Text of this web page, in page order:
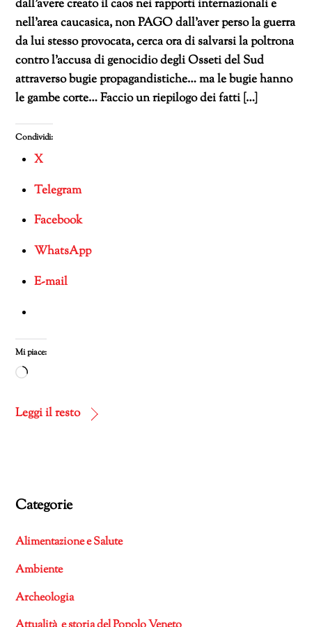
dall’avere creato il caos nei rapporti internazionali e
nell’area caucasica, non PAGO dall’aver perso la guerra
da lui stesso provocata, cerca ora di salvarsi la poltrona
contro l’accusa di genocidio degli Osseti del Sud
attraverso bugie propagandistiche… ma le bugie hanno
le gambe corte… Faccio un riepilogo dei fatti […]
Condividi:
X
Telegram
Facebook
WhatsApp
E-mail
Mi piace:
Caricamento
corso…
Leggi il resto
Categorie
Alimentazione e Salute
Ambiente
Archeologia